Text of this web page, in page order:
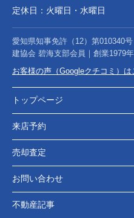
定休日： 火曜日・水曜日
愛知県知事免許（12）第010340
建協会 碧海支部会員｜創業1979
お客様の声（Googleクチコミ）は
トップページ
来店予約
売却査定
お問い合わせ
不動産記事